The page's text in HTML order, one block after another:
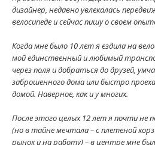
дизайнер, недавно увлекалась
велосипеде и сейчас пишу о своем
Когда мне было 10 лет я ездила на
мой единственный и любимый
через поля и добраться до друзей,
заброшенного дома или быстро
домой. Наверное, как и у многих.
После этого целых 12 лет я почти не
(но в тайне мечтала – с плетеной
рынок и на работу) – в центре мне